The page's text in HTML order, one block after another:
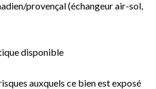
provençal (échangeur air-sol,
disponible
auxquels ce bien est exposé